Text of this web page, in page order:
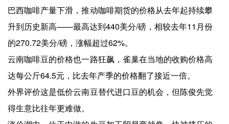
巴西咖啡产量下滑，推动咖啡期货的价格从去年起持续攀
升到历史新高——最高达到440美分/磅，相较去年11月份
的270.72美分/磅，涨幅超过62%。
云南咖啡豆的价格也一路狂飙，雀巢在当地的收购价格高
达每公斤64.5元，比去年产季的价格翻了接近一倍。
外界评价这是低价云南豆替代进口豆的机会，但陈俊先觉
得生意比往年更难做。